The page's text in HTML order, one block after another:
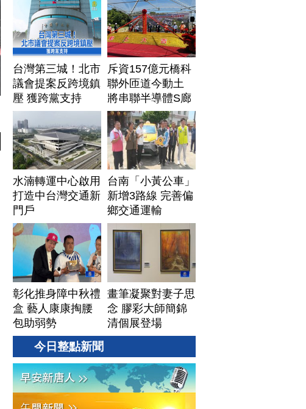
台灣第三城！北市
議會提案反跨境鎮
壓 獲跨黨支持
斥資157億元橋科
聯外匝道今動土
將串聯半導體S廊
帶
水湳轉運中心啟用
打造中台灣交通新
門戶
台南「小黃公車」
新增3路線 完善偏
鄉交通運輸
彰化推身障中秋禮
盒 藝人康康掏腰
包助弱勢
畫筆凝聚對妻子思
念 膠彩大師簡錦
清個展登場
今日整點新聞